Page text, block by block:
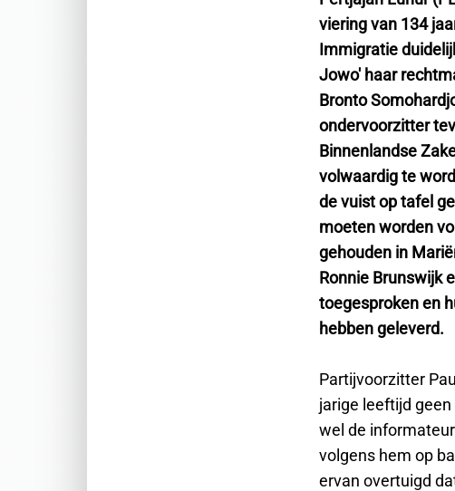
viering van 134
Immigratie
Jowo' haar
Bronto
ondervoorzitter
Binnenlandse
volwaardig te
de vuist op tafel
moeten worden
gehouden in
Ronnie Brunswijk
toegesproken en
hebben geleverd.
Partijvoorzitter
jarige leeftijd
wel de
volgens hem op
ervan overtuigd